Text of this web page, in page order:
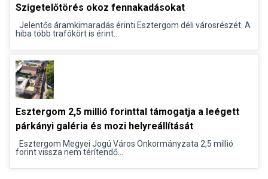
Szigetelőtörés okoz fennakadásokat
Jelentős áramkimaradás érinti Esztergom déli városrészét. A
hiba több trafókört is érint...
Esztergom 2,5 millió forinttal támogatja a leégett
párkányi galéria és mozi helyreállítását
Esztergom Megyei Jogú Város Önkormányzata 2,5 millió
forint vissza nem térítendő...